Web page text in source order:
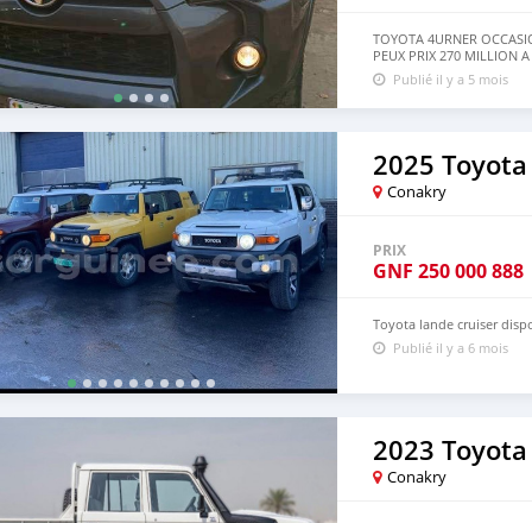
TOYOTA 4URNER
PEUX PRIX 270 MILLION
Publié il y a 5 mois
2025
Conakry
PRIX
GNF 250 000 888
Toyota lande cruiser
Publié il y a 6 mois
2023
Conakry